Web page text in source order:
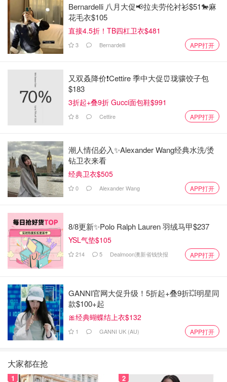
Bernardelli 八月大促📢拉夫劳伦衬衫$51🐎麻
花毛衣$105
直接4.5折！TB四杠卫衣$481
3 Bernardelli APP打开
又双叒降价❗️Cettire 季中大促⏰珑骧饺子包
$183
3折起+叠9折 Gucci面包鞋$991
8 Cettire APP打开
潮人情侣必入✨Alexander Wang经典水洗/烫
钻卫衣来看
经典卫衣$505
0 Alexander Wang APP打开
8/8更新✨Polo Ralph Lauren 羽绒马甲$237
YSL气垫$105
214 5 Dealmoon澳新省钱快报 APP打开
GANNI官网大促升级！5折起+叠9折💥明星同
款$100+起
🎀经典蝴蝶结上衣$132
1 GANNI UK (AU) APP打开
大家都在抢
1 2